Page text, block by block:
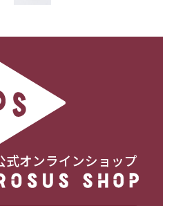
式オンラインショップ